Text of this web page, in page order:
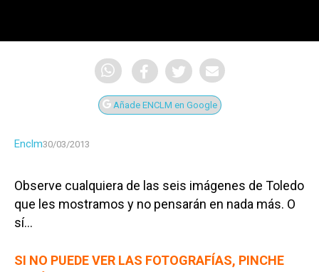
Añade ENCLM en Google
Enclm30/03/2013
Observe cualquiera de las seis imágenes de Toledo
que les mostramos y no pensarán en nada más. O
sí…
SI NO PUEDE VER LAS FOTOGRAFÍAS, PINCHE